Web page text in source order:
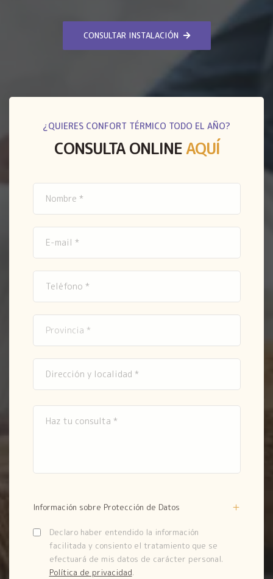
CONSULTAR INSTALACIÓN
¿QUIERES CONFORT TÉRMICO TODO EL AÑO?
CONSULTA ONLINEAQUÍ
Información sobre Protección de Datos
Declaro haber entendido la información
facilitada y consiento el tratamiento que se
efectuará de mis datos de carácter personal.
Política de privacidad.